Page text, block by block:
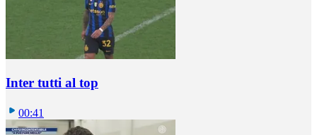
Inter tutti al top
00:41